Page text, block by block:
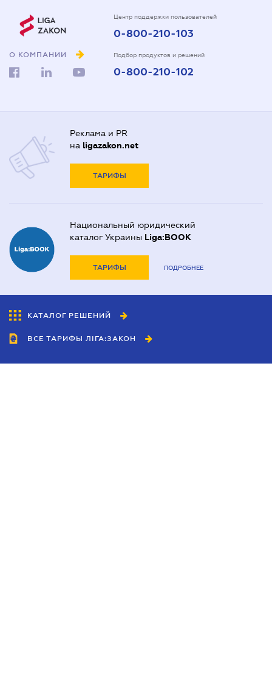
О КОМПАНИИ
Центр поддержки пользователей
0-800-210-103
Подбор продуктов и решений
0-800-210-102
Реклама и PR
на ligazakon.net
ТАРИФЫ
Национальный юридический
каталог Украины Liga:BOOK
ТАРИФЫ ПОДРОБНЕЕ
КАТАЛОГ РЕШЕНИЙ
ВСЕ ТАРИФЫ ЛІГА:ЗАКОН